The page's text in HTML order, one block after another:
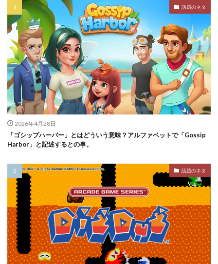
話題のネタ
2026年4月28日
「ゴシップハーバー」とはどういう意味？アルファベットで「Gossip
Harbor」と記述するとの事。
話題のネタ